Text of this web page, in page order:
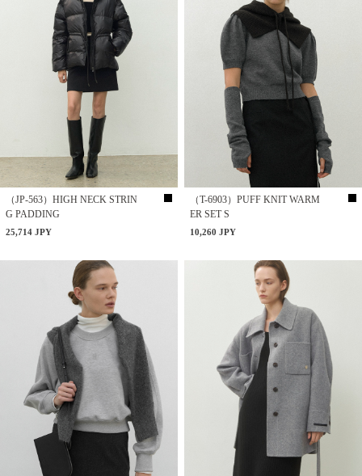
（JP-563）HIGH NECK STRIN
G PADDING
25,714 JPY
（T-6903）PUFF KNIT WARM
ER SET S
10,260 JPY